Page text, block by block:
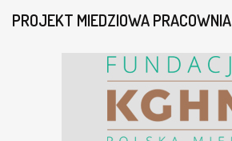
PROJEKT MIEDZIOWA PRACOWNIA